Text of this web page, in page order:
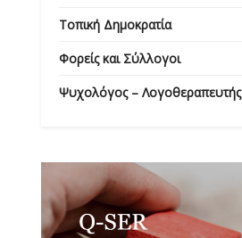
Τοπική Δημοκρατία
Φορείς και Σύλλογοι
Ψυχολόγος – Λογοθεραπευτής